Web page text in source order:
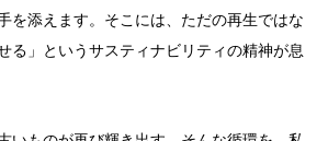
を添えます。そこには、ただの再生ではな
る」というサスティナビリティの精神が息